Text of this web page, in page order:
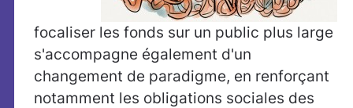
focaliser les fonds sur un public plus large
s'accompagne également d'un
changement de paradigme, en renforçant
notamment les obligations sociales des